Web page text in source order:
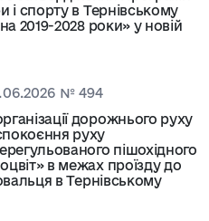
і спорту в Тернівському
2019-2028 роки» у новій
№ 494
дорожнього руху
руху
пішохідного
в межах проїзду до
в Тернівському